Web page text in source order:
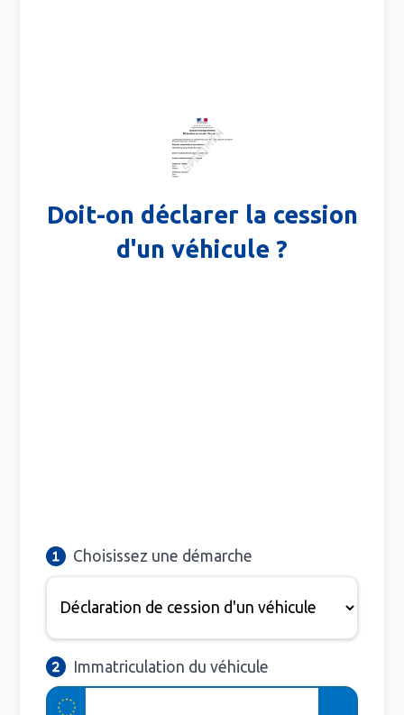
Doit-on déclarer la cession
d'un véhicule ?
Choisissez une démarche
Immatriculation du véhicule